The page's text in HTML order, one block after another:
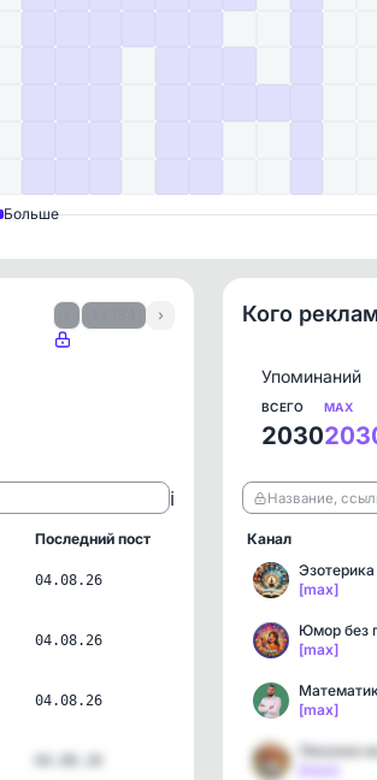
Больше
›
ℹ️
Последний пост
04.08.26
04.08.26
04.08.26
Кого
Упоминаний
ВСЕГО
2030
MAX
Название,
Канал
[max]
Юмор без
[max]
[max]